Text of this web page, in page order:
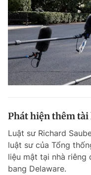
Phát hiện thêm
Luật sư Richard
luật sư của Tổng
liệu mật tại nhà riêng
bang Delaware.